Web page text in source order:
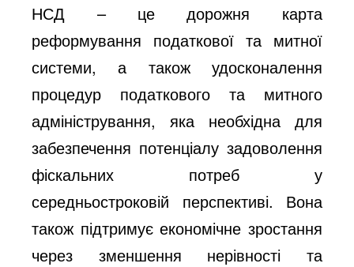
НСД – це дорожня карта
реформування податкової та митної
системи, а також удосконалення
процедур податкового та митного
адміністрування, яка необхідна для
забезпечення потенціалу задоволення
фіскальних потреб у
середньостроковій перспективі. Вона
також підтримує економічне зростання
через зменшення нерівності та